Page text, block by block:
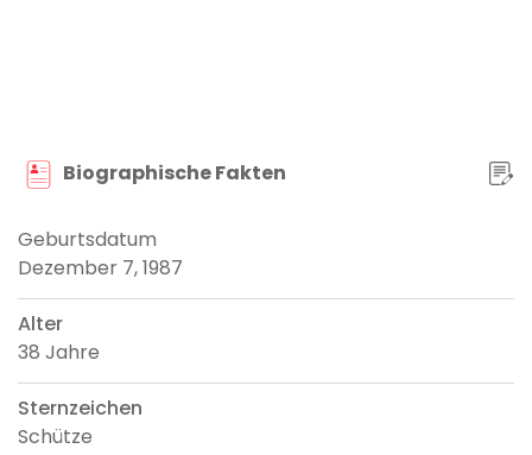
Biographische Fakten
Geburtsdatum
Dezember 7, 1987
Alter
38 Jahre
Sternzeichen
Schütze